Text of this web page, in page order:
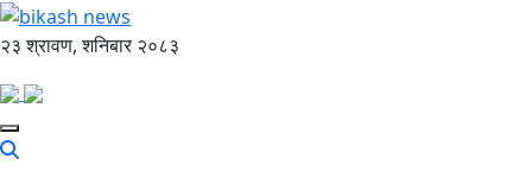
२३ श्रावण, शनिबार २०८३